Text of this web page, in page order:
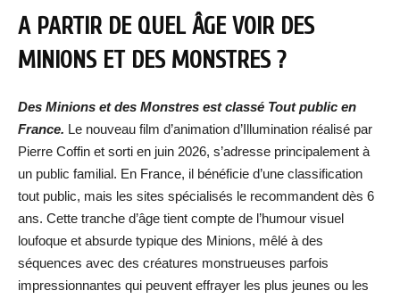
A PARTIR DE QUEL ÂGE VOIR DES
MINIONS ET DES MONSTRES ?
Des Minions et des Monstres est classé Tout public en
France. Le nouveau film d’animation d’Illumination réalisé par
Pierre Coffin et sorti en juin 2026, s’adresse principalement à
un public familial. En France, il bénéficie d’une classification
tout public, mais les sites spécialisés le recommandent dès 6
ans. Cette tranche d’âge tient compte de l’humour visuel
loufoque et absurde typique des Minions, mêlé à des
séquences avec des créatures monstrueuses parfois
impressionnantes qui peuvent effrayer les plus jeunes ou les